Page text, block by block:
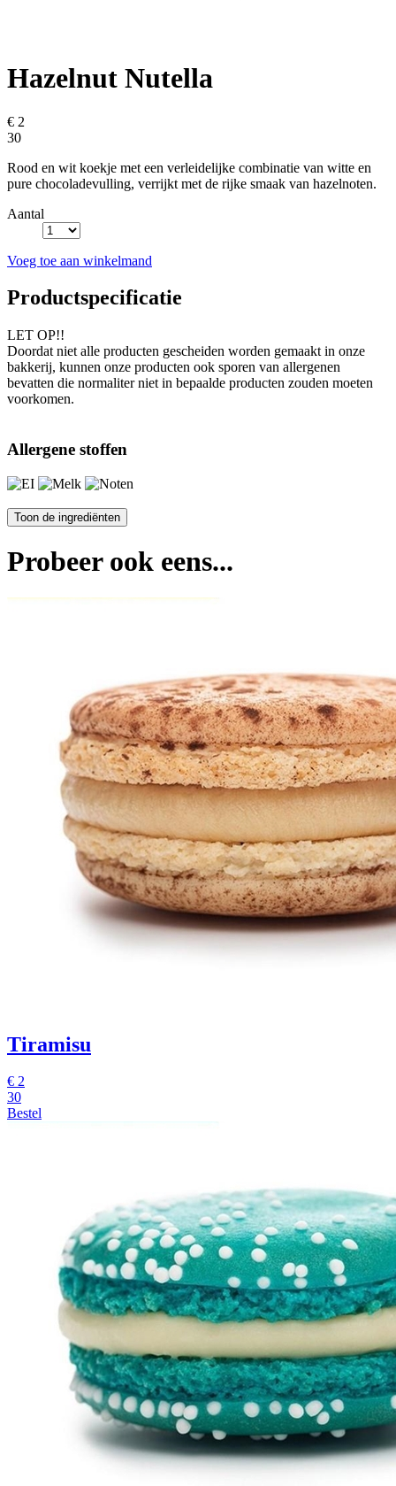
Hazelnut Nutella
€ 2
30
Rood en wit koekje met een verleidelijke combinatie van witte en
pure chocoladevulling, verrijkt met de rijke smaak van hazelnoten.
Aantal
Voeg toe aan winkelmand
Productspecificatie
LET OP!!
Doordat niet alle producten gescheiden worden gemaakt in onze
bakkerij, kunnen onze producten ook sporen van allergenen
bevatten die normaliter niet in bepaalde producten zouden moeten
voorkomen.
Allergene stoffen
Probeer ook eens...
Tiramisu
€ 2
30
Bestel